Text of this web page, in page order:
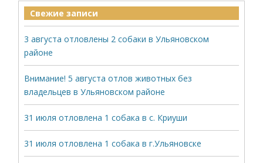
Свежие записи
3 августа отловлены 2 собаки в Ульяновском
районе
Внимание! 5 августа отлов животных без
владельцев в Ульяновском районе
31 июля отловлена 1 собака в с. Криуши
31 июля отловлена 1 собака в г.Ульяновске